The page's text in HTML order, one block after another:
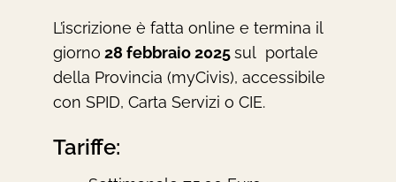
L’iscrizione è fatta online e termina il
giorno 28 febbraio 2025sul portale
della Provincia (myCivis), accessibile
con SPID, Carta Servizi o CIE.
Tariffe: